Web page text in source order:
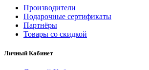
Производители
Подарочные сертификаты
Партнёры
Товары со скидкой
Личный Кабинет